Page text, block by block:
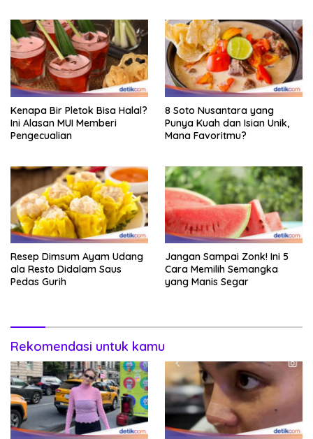
Kenapa Bir Pletok Bisa Halal?
Ini Alasan MUI Memberi
Pengecualian
8 Soto Nusantara yang
Punya Kuah dan Isian Unik,
Mana Favoritmu?
Resep Dimsum Ayam Udang
ala Resto Didalam Saus
Pedas Gurih
Jangan Sampai Zonk! Ini 5
Cara Memilih Semangka
yang Manis Segar
Rekomendasi untuk kamu